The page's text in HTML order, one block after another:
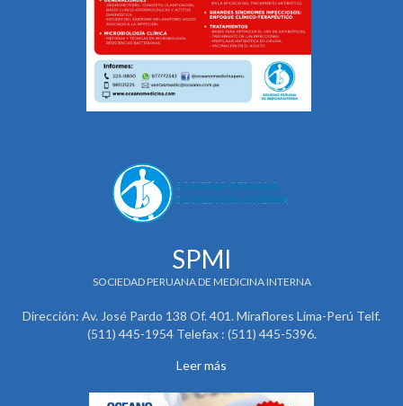
SPMI
SOCIEDAD PERUANA DE MEDICINA INTERNA
Dirección: Av. José Pardo 138 Of. 401. Miraflores Lima-Perú Telf.
(511) 445-1954 Telefax : (511) 445-5396.
Leer más